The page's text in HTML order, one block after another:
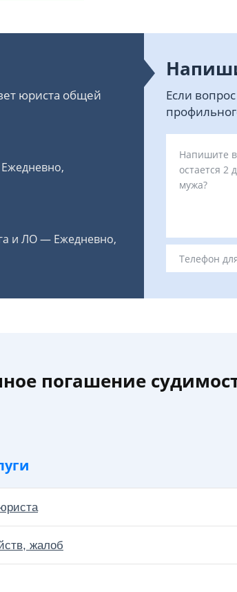
юриста общей
и ЛО — Ежедневно,
Если
погашение
жалоб